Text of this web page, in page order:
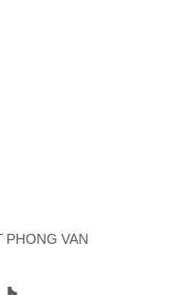
PHONG VAN